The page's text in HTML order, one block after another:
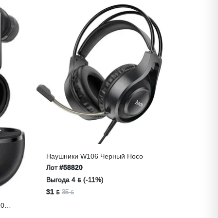
Наушники W106 Черный Hoco
Лот#58820
Выгода 4 ƃ (-11%)
31 ƃ 35 ƃ